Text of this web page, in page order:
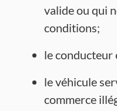
valide ou qui
conditions;
le conducteur
le véhicule
commerce